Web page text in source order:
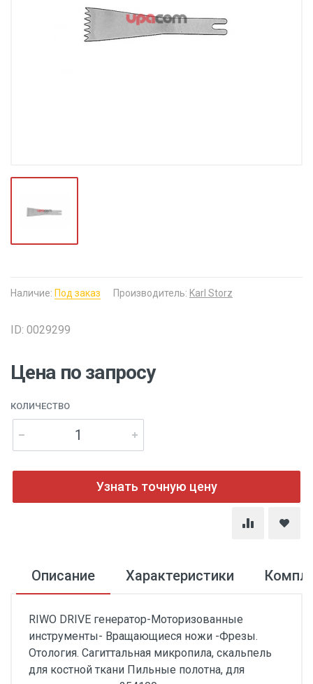
Наличие: Под заказ Производитель: Karl Storz
ID: 0029299
Цена по запросу
КОЛИЧЕСТВО
Узнать точную цену
Описание Характеристики
RIWO DRIVE генератор-Моторизованные
инструменты- Вращающиеся ножи -Фрезы.
Отология. Сагиттальная микропила, скальпель
для костной ткани Пильные полотна, для